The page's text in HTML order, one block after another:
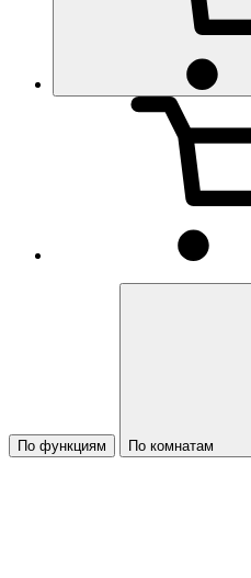
По функциям По комнатам